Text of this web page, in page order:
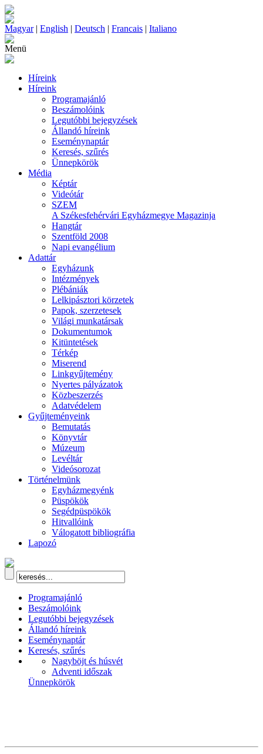
Magyar| English | Deutsch | Francais | Italiano
Menü
Híreink
Híreink
Programajánló
Beszámolóink
Legutóbbi bejegyzések
Állandó híreink
Eseménynaptár
Keresés, szűrés
Ünnepkörök
Média
Képtár
Videótár
SZEM
A Székesfehérvári Egyházmegye Magazinja
Hangtár
Szentföld 2008
Napi evangélium
Adattár
Egyházunk
Intézmények
Plébániák
Lelkipásztori körzetek
Papok, szerzetesek
Világi munkatársak
Dokumentumok
Kitüntetések
Térkép
Miserend
Linkgyűjtemény
Nyertes pályázatok
Közbeszerzés
Adatvédelem
Gyűjteményeink
Bemutatás
Könyvtár
Múzeum
Levéltár
Videósorozat
Történelmünk
Egyházmegyénk
Püspökök
Segédpüspökök
Hitvallóink
Válogatott bibliográfia
Lapozó
Programajánló
Beszámolóink
Legutóbbi bejegyzések
Állandó híreink
Eseménynaptár
Keresés, szűrés
Nagyböjt és húsvét
Adventi időszak
Ünnepkörök